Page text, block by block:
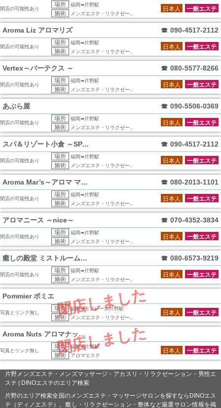
閉店の可能性あり
場所 福岡➠片野駅
施術 メンズエステ・リラクゼー..
一般エステ
日本人
Aroma Liz アロマリズ ☎ 090-4517-2112
閉店の可能性あり
場所 福岡➠片野駅
施術 メンズエステ・リラクゼー..
一般エステ
日本人
Vertex～バーテクス ～ ☎ 080-5577-8266
閉店の可能性あり
場所 福岡➠片野駅
施術 メンズエステ・リラクゼー..
一般エステ
日本人
あぶら屋 ☎ 090-5506-0369
閉店の可能性あり
場所 福岡➠片野駅
施術 メンズエステ・リラクゼー..
一般エステ
日本人
スパ＆リゾート小倉 ～SPA＆RESOR ☎ 090-4517-2112
閉店の可能性あり
場所 福岡➠片野駅
施術 メンズエステ・リラクゼー..
一般エステ
日本人
Aroma Mar’s～アロマ マーズ～ ☎ 080-2013-1101
閉店の可能性あり
場所 福岡➠片野駅
施術 メンズエステ・リラクゼー..
一般エステ
日本人
アロマニース ～nice～ ☎ 070-4352-3834
閉店の可能性あり
場所 福岡➠片野駅
施術 メンズエステ・リラクゼー..
一般エステ
日本人
癒しの殿堂 ミストルーム小倉店 ☎ 080-6573-9219
閉店の可能性あり
場所 福岡➠片野駅
施術 メンズエステ・リラクゼー..
一般エステ
日本人
閉店しました
Pommier ポミエ
写真とリンク無し
場所 福岡➠モノレール片野駅
施術 メンズエステ・リラクゼー..
一般エステ
日本人
閉店しました
Aroma Nuts アロマナッツ小倉
写真とリンク無し
場所 福岡➠片野駅
施術 アロマエステ
一般エステ
日本人
片野メンズエステ・メンズマッサージ・アカスリ・リラクゼーション・男性エ
ステ | DINOエステのエリア検索
片野のエリア検索全国のメンズエステ・マッサージサロンを探すならDINOエス
テ（ディノエステ）。癒し・リラクゼーション・整体など厳選サロン情報を掲